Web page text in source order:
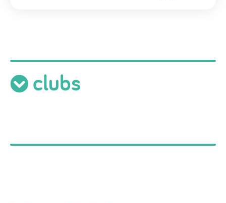
clubs
Kinder Medien Club